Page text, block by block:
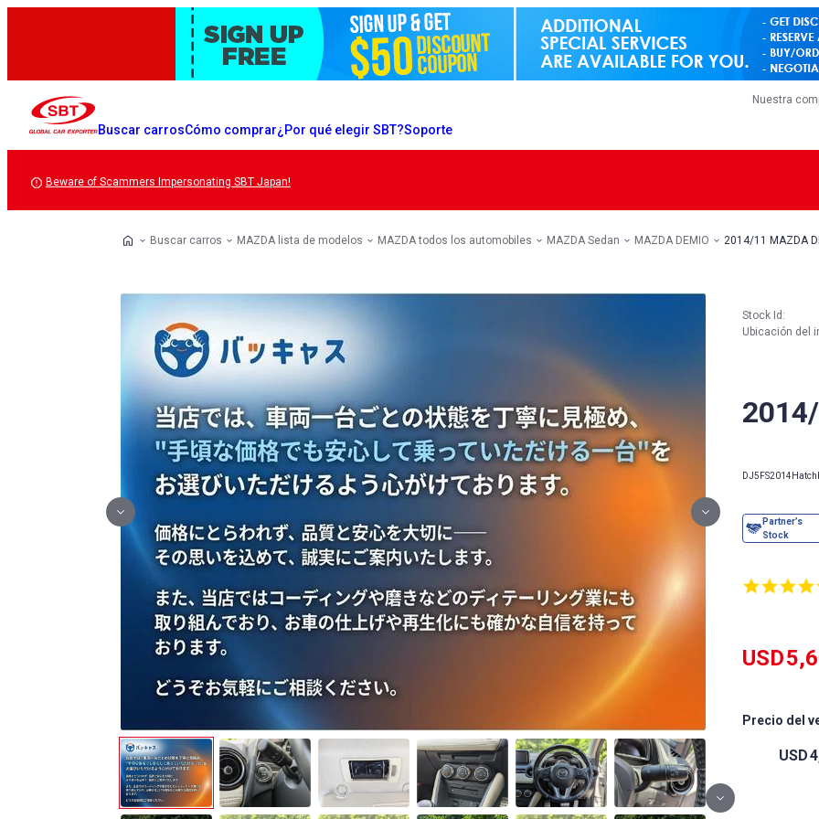
Buscar carrosCómo comprar¿Por qué elegir SBT?Soporte
Nuestra
Beware of Scammers Impersonating SBT Japan!
Buscar carros MAZDA lista de modelos MAZDA todos los automobiles MAZDA Sedan MAZDA DEMIO 2014/11 MAZDA
DJ5FS2014
Stock Id:
Ubicación del
USD
Precio del
USD